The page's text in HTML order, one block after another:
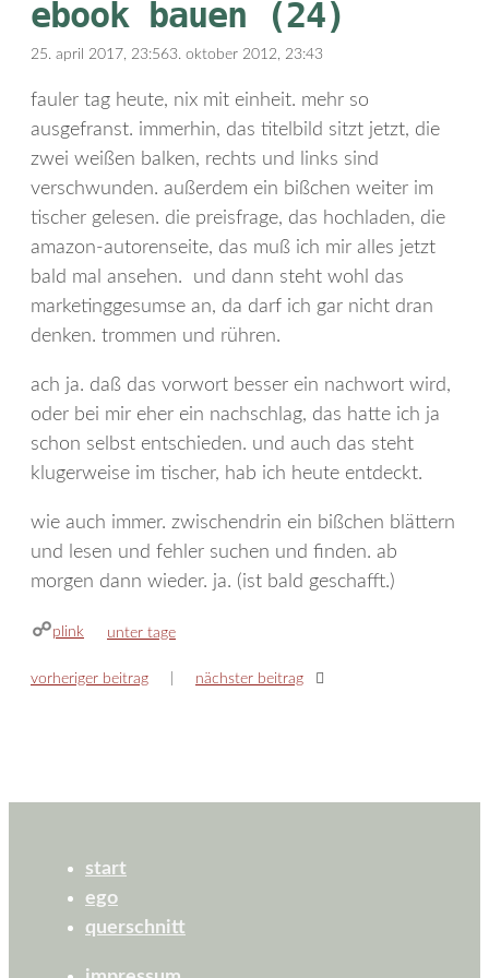
ebook bauen (24)
25. april 2017, 23:563. oktober 2012, 23:43
fauler tag heute, nix mit einheit. mehr so
ausgefranst. immerhin, das titelbild sitzt jetzt, die
zwei weißen balken, rechts und links sind
verschwunden. außerdem ein bißchen weiter im
tischer gelesen. die preisfrage, das hochladen, die
amazon-autorenseite, das muß ich mir alles jetzt
bald mal ansehen. und dann steht wohl das
marketinggesumse an, da darf ich gar nicht dran
denken. trommen und rühren.
ach ja. daß das vorwort besser ein nachwort wird,
oder bei mir eher ein nachschlag, das hatte ich ja
schon selbst entschieden. und auch das steht
klugerweise im tischer, hab ich heute entdeckt.
wie auch immer. zwischendrin ein bißchen blättern
und lesen und fehler suchen und finden. ab
morgen dann wieder. ja. (ist bald geschafft.)
plink kategorien
unter tage
vorheriger beitrag nächster beitrag
start
ego
querschnitt